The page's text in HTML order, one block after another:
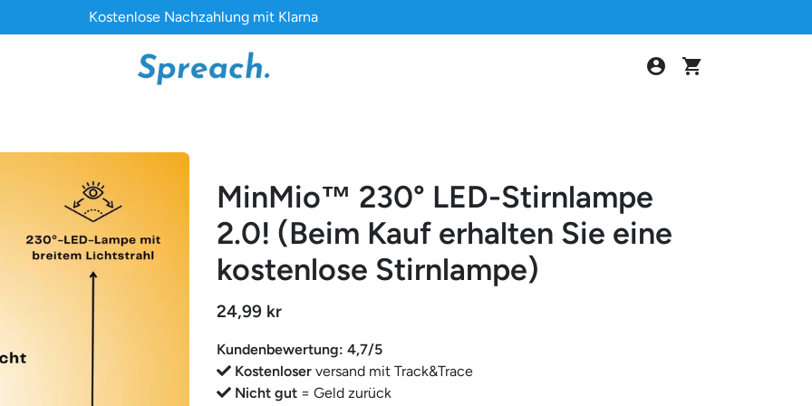
Kostenlose Nachzahlung mit Klarna
account_circle shopping_cart
MinMio™ 230° LED-Stirnlampe
2.0! (Beim Kauf erhalten Sie eine
kostenlose Stirnlampe)
24,99 kr
Kundenbewertung: 4,7/5
Kostenloser versand mit Track&Trace
Nicht gut = Geld zurück